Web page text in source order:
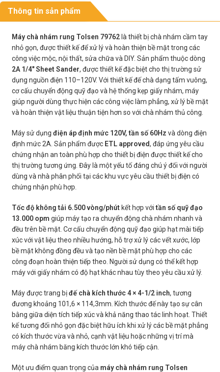
Thông tin sản phẩm
Máy chà nhám rung Tolsen 79762 là thiết bị chà nhám cầm tay
nhỏ gọn, được thiết kế để xử lý và hoàn thiện bề mặt trong các
công việc mộc, nội thất, sửa chữa và DIY. Sản phẩm thuộc dòng
2A 1/4″ Sheet Sander, được thiết kế đặc biệt cho thị trường sử
dụng nguồn điện 110–120V. Với thiết kế đế chà dạng tấm vuông,
cơ cấu chuyển động quỹ đạo và hệ thống kẹp giấy nhám, máy
giúp người dùng thực hiện các công việc làm phẳng, xử lý bề mặt
và hoàn thiện vật liệu thuận tiện hơn so với chà nhám thủ công.
Máy sử dụng điện áp định mức 120V, tần số 60Hz và dòng điện
định mức 2A. Sản phẩm được ETL approved, đáp ứng yêu cầu
chứng nhận an toàn phù hợp cho thiết bị điện được thiết kế cho
thị trường tương ứng. Đây là một yếu tố đáng chú ý đối với người
dùng và nhà phân phối tại các khu vực yêu cầu thiết bị điện có
chứng nhận phù hợp.
Tốc độ không tải 6.500 vòng/phút kết hợp vớitần số quỹ đạo
13.000 opm giúp máy tạo ra chuyển động chà nhám nhanh và
đều trên bề mặt. Cơ cấu chuyển động quỹ đạo giúp hạt mài tiếp
xúc với vật liệu theo nhiều hướng, hỗ trợ xử lý các vết xước, lớp
bề mặt không đồng đều và tạo nền bề mặt phù hợp cho các
công đoạn hoàn thiện tiếp theo. Người sử dụng có thể kết hợp
máy với giấy nhám có độ hạt khác nhau tùy theo yêu cầu xử lý.
Máy được trang bịđế chà kích thước 4 × 4-1/2 inch, tương
đương khoảng 101,6 × 114,3mm. Kích thước đế này tạo sự cân
bằng giữa diện tích tiếp xúc và khả năng thao tác linh hoạt. Thiết
kế tương đối nhỏ gọn đặc biệt hữu ích khi xử lý các bề mặt phẳng
có kích thước vừa và nhỏ, cạnh vật liệu hoặc những vị trí mà
máy chà nhám băng kích thước lớn khó tiếp cận.
Một ưu điểm quan trọng của máy chà nhám rung Tolsen